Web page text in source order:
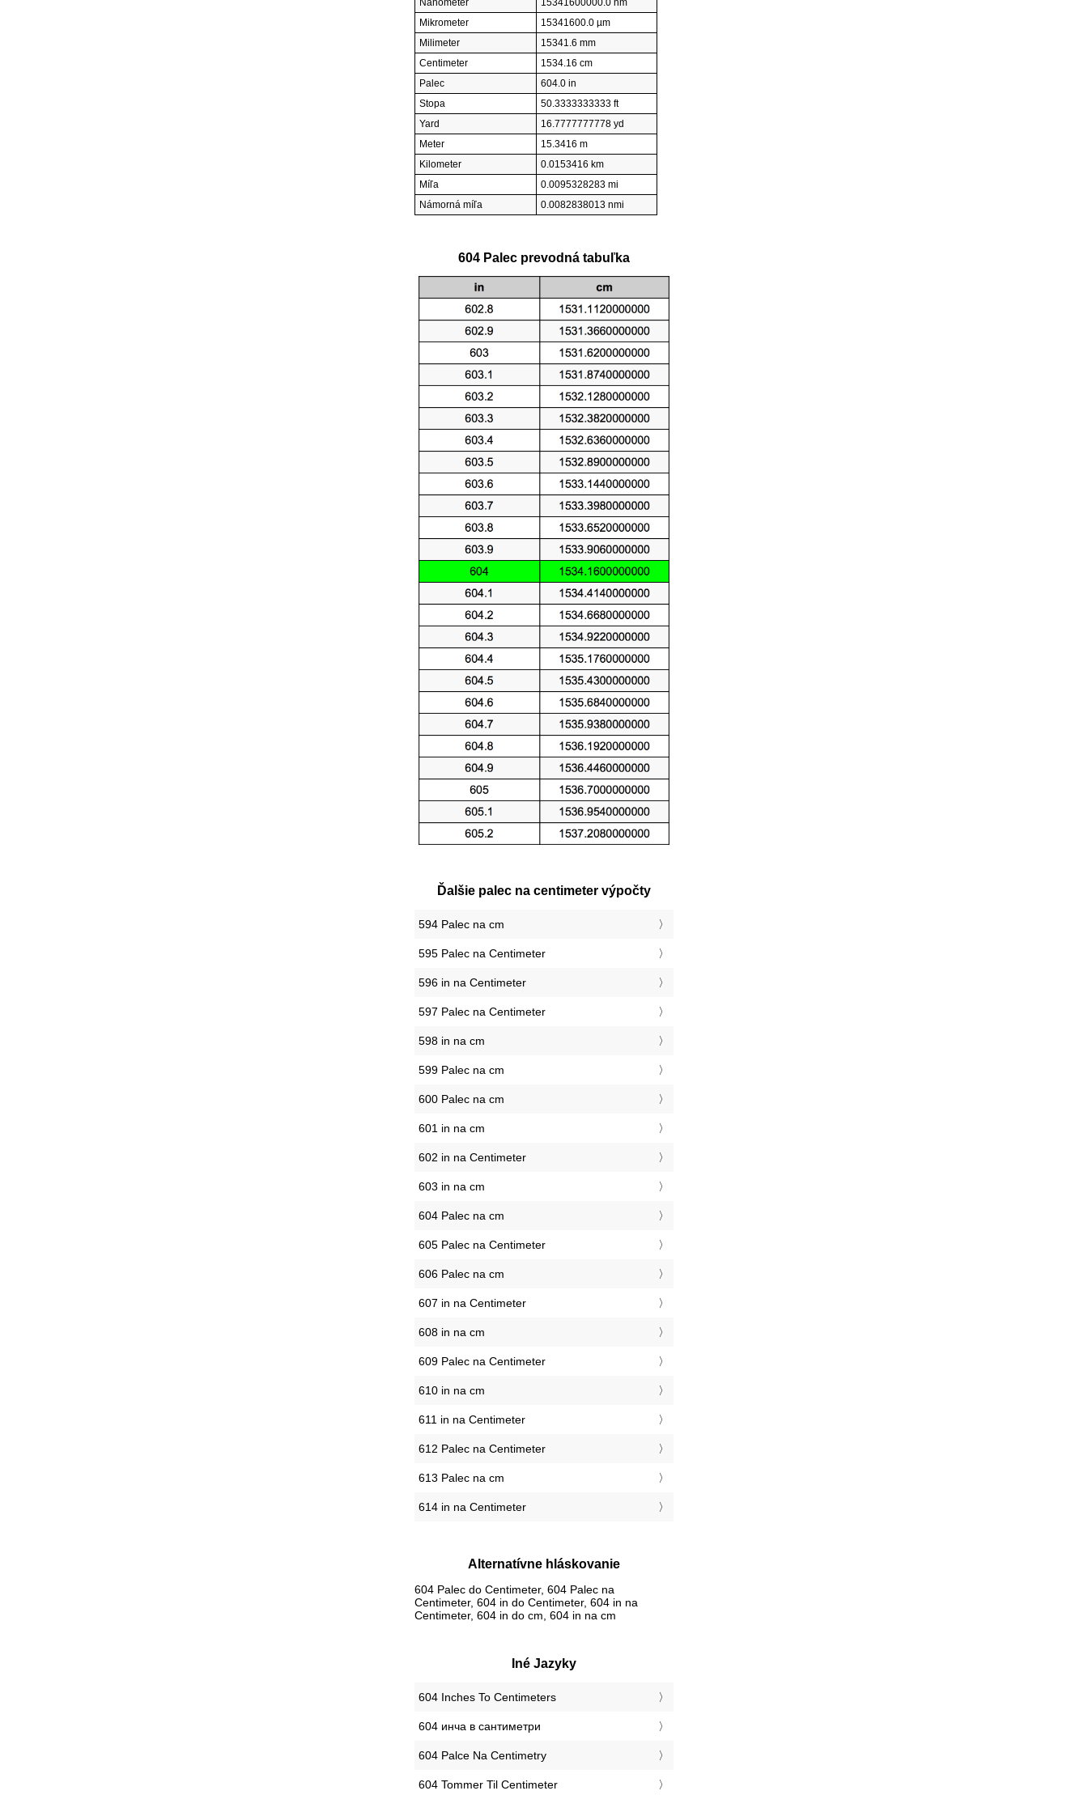
Nanometer
15341600000.0 nm
Mikrometer
15341600.0 µm
Milimeter
15341.6 mm
Centimeter
1534.16 cm
Palec
604.0 in
Stopa
50.3333333333 ft
Yard
16.7777777778 yd
Meter
15.3416 m
Kilometer
0.0153416 km
Míľa
0.0095328283 mi
Námorná míľa
0.0082838013 nmi
604 Palec prevodná tabuľka
Ďalšie palec na centimeter výpočty
594 Palec na cm
595 Palec na Centimeter
596 in na Centimeter
597 Palec na Centimeter
598 in na cm
599 Palec na cm
600 Palec na cm
601 in na cm
602 in na Centimeter
603 in na cm
604 Palec na cm
605 Palec na Centimeter
606 Palec na cm
607 in na Centimeter
608 in na cm
609 Palec na Centimeter
610 in na cm
611 in na Centimeter
612 Palec na Centimeter
613 Palec na cm
614 in na Centimeter
Alternatívne hláskovanie
604 Palec do Centimeter, 604 Palec na
Centimeter, 604 in do Centimeter, 604 in na
Centimeter, 604 in do cm, 604 in na cm
Iné Jazyky
‎604 Inches To Centimeters
‎604 инча в сантиметри
‎604 Palce Na Centimetry
‎604 Tommer Til Centimeter